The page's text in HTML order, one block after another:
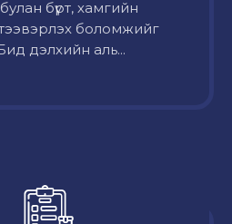
бүрт, хамгийн
боломжийг
дэлхийн аль...